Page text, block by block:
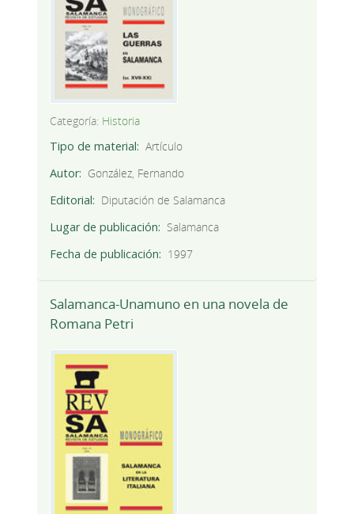
Categoría: Historia
Tipo de material
Artículo
Autor
González, Fernando
Editorial
Diputación de Salamanca
Lugar de publicación
Salamanca
Fecha de publicación
1997
Salamanca-Unamuno en una novela de
Romana Petri